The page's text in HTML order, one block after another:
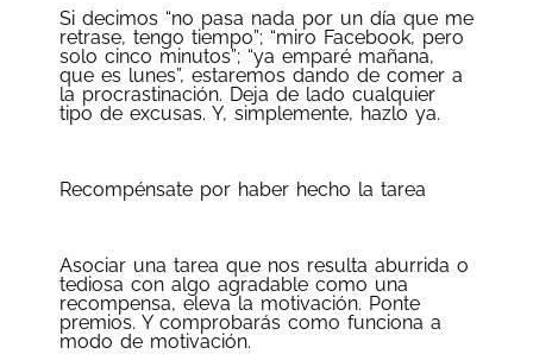
Si decimos “no pasa nada por un día que me
retrase, tengo tiempo”; “miro Facebook, pero
solo cinco minutos”; “ya emparé mañana,
que es lunes”, estaremos dando de comer a
la procrastinación. Deja de lado cualquier
tipo de excusas. Y, simplemente, hazlo ya.
Recompénsate por haber hecho la tarea
Asociar una tarea que nos resulta aburrida o
tediosa con algo agradable como una
recompensa, eleva la motivación. Ponte
premios. Y comprobarás como funciona a
modo de motivación.